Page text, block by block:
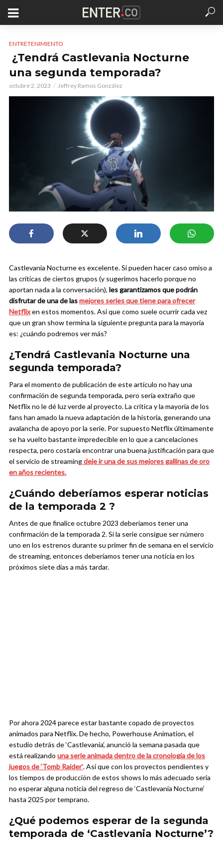
ENTRETENIMIENTO
¿Tendrá Castlevania Nocturne
una segunda temporada?
octubre 2, 2023 Jeffrey Ramos González
Castlevania Nocturne es excelente. Si pueden hacer caso omiso a
las críticas de ciertos grupos (y sugerimos hacerlo porque no
aportan nada a la conversación), les garantizamos que podrán
disfrutar de una de lasmejores series que tiene para ofrecer
Netflixen estos momentos. Así que como suele ocurrir cada vez
que un gran show termina la siguiente pregunta para la mayoría
es: ¿cuándo podremos ver más?
¿Tendrá Castlevania Nocturne una
segunda temporada?
Para el momento de publicación de este artículo no hay una
confirmación de segunda temporada, pero sería extraño que
Netflix no le dé luz verde al proyecto. La crítica y la mayoría de los
fans han amado la nueva adaptación de la historia, generando una
avalancha de apoyo por la serie. Por supuesto Netflix últimamente
se ha vuelto bastante impredecible en lo que a cancelaciones
respecta, pero costaría encontrar una buena justificación para que
el servicio de streamingdeje ir una de sus mejores gallinas de oro
en años recientes.
¿Cuándo deberíamos esperar noticias
de la temporada 2 ?
Antes de que finalice octubre 2023 deberíamos tener una
confirmación de la temporada 2. Si la serie consigue ser número
uno en los estrenos durante su primer fin de semana en el servicio
de streaming, entonces deberíamos tener una noticia en los
próximos siete días a más tardar.
Por ahora 2024 parece estar bastante copado de proyectos
animados para Netflix. De hecho, Powerhouse Animation, el
estudio detrás de ‘Castlevania’, anunció la semana pasada que
está realizando una serie animada dentro de la cronología de los
juegos de ‘Tomb Raider’. Así que con los proyectos pendientes y
los tiempos de producción de estos shows lo más adecuado sería
no esperar alguna noticia del regreso de ‘Castlevania Nocturne’
hasta 2025 por temprano.
¿Qué podemos esperar de la segunda
temporada de ‘Castlevania Nocturne’?